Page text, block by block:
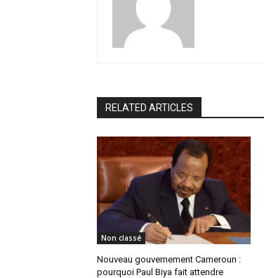
RELATED ARTICLES
Non classé
Nouveau gouvernement Cameroun :
pourquoi Paul Biya fait attendre